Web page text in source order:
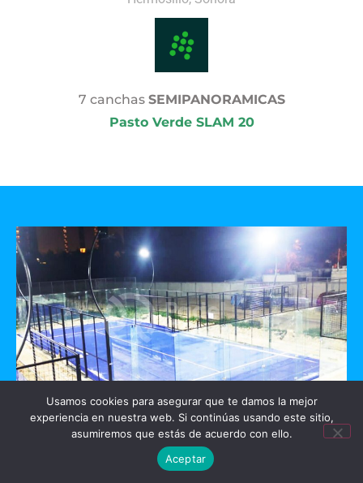
7 canchas SEMIPANORAMICAS
Pasto Verde SLAM 20
GO PADEL
Usamos cookies para asegurar que te damos la mejor
experiencia en nuestra web. Si continúas usando este sitio,
asumiremos que estás de acuerdo con ello.
Aceptar